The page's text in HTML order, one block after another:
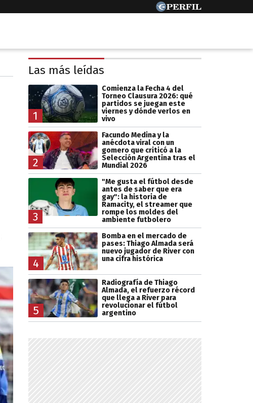
Las más leídas
1
Comienza la Fecha 4 del
Torneo Clausura 2026: qué
partidos se juegan este
viernes y dónde verlos en
vivo
2
Facundo Medina y la
anécdota viral con un
gomero que criticó a la
Selección Argentina tras el
Mundial 2026
3
"Me gusta el fútbol desde
antes de saber que era
gay": la historia de
Ramacity, el streamer que
rompe los moldes del
ambiente futbolero
4
Bomba en el mercado de
pases: Thiago Almada será
nuevo jugador de River con
una cifra histórica
5
Radiografía de Thiago
Almada, el refuerzo récord
que llega a River para
revolucionar el fútbol
argentino